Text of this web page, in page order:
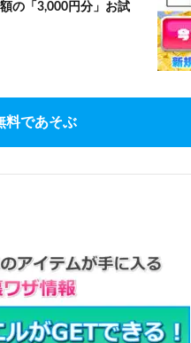
の「3,000円分」お試
料であそぶ